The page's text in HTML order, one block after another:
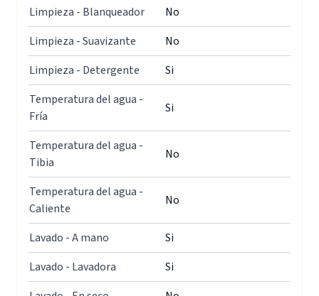
Limpieza - Blanqueador
No
Limpieza - Suavizante
No
Limpieza - Detergente
Si
Temperatura del agua -
Fría
Si
Temperatura del agua -
Tibia
No
Temperatura del agua -
Caliente
No
Lavado - A mano
Si
Lavado - Lavadora
Si